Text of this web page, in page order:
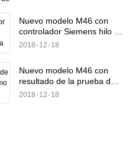
Nuevo modelo M46 con
controlador Siemens hilo y
resultado de prueba de
2018 12 18
Nuevo modelo M46 con
resultado de la prueba de
extremo del controlador
2018 12 18